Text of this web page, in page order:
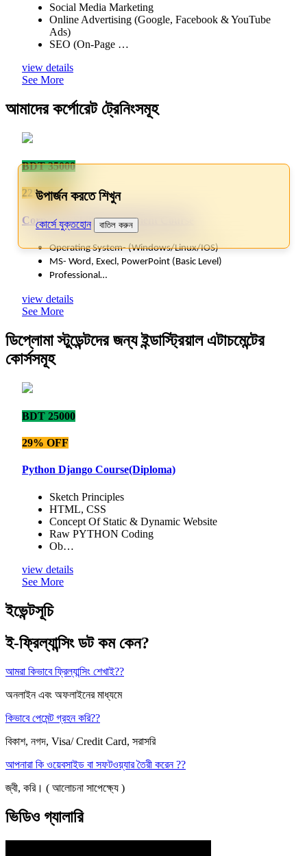
Social Media Marketing
Online Advertising (Google, Facebook & YouTube
Ads)
SEO (On-Page …
view details
See More
আমাদের কর্পোরেট ট্রেনিংসমূহ
BDT 35000
22% OFF
Corporate Skill Development Course
Operating System- (Windows/Linux/IOS)
MS- Word, Execl, PowerPoint (Basic Level)
Professional…
view details
See More
ডিপ্লোমা স্টুডেন্টদের জন্য ইন্ডাস্ট্রিয়াল এটাচমেন্টের
কোর্সসমূহ
BDT 25000
29% OFF
Python Django Course(Diploma)
Sketch Principles
HTML, CSS
Concept Of Static & Dynamic Website
Raw PYTHON Coding
Ob…
view details
See More
ইভেন্টসূচি
ই-ফ্রিল্যান্সিং ডট কম কেন?
আমরা কিভাবে ফ্রিল্যান্সিং শেখাই??
অনলাইন এবং অফলাইনের মাধ্যমে
কিভাবে পেমেন্ট গ্রহন করি??
বিকাশ, নগদ, Visa/ Credit Card, সরাসরি
আপনারা কি ওয়েবসাইড বা সফটওয়্যার তৈরী করেন ??
জ্বী, করি। ( আলোচনা সাপেক্ষ্যে )
ভিডিও গ্যালারি
উপার্জন করতে শিখুন
কোর্সে যুক্তহোন বাতিল করুন